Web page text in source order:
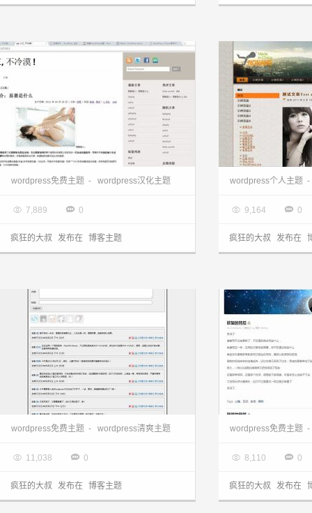
wordpress中文主题:汉化fluidzine主题
wordpress免费主题 - wordpress汉化主题
 7,889  0
疯狂的大叔 发布在 博客主题
wordpress主题
wordpress个人主题 -
 9,164  0
疯狂的大叔 发布在
wordpress免费主题 - wordpress清爽主题
 11,038  0
疯狂的大叔 发布在 博客主题
wordpress中文
wordpress免费主题 -
 8,110  0
疯狂的大叔 发布在